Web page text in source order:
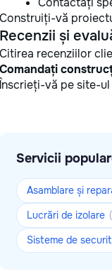
Construiți-vă
Recenzii și
Citirea recenziilor
Comandați
Înscrieți-vă pe site-
Servicii
Asamblare și
Lucrări de izolare
Sisteme de